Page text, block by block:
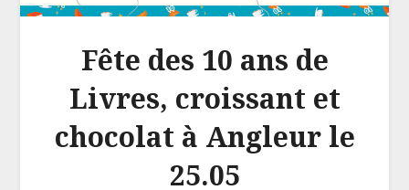
Fête des 10 ans de
Livres, croissant et
chocolat à Angleur le
25.05